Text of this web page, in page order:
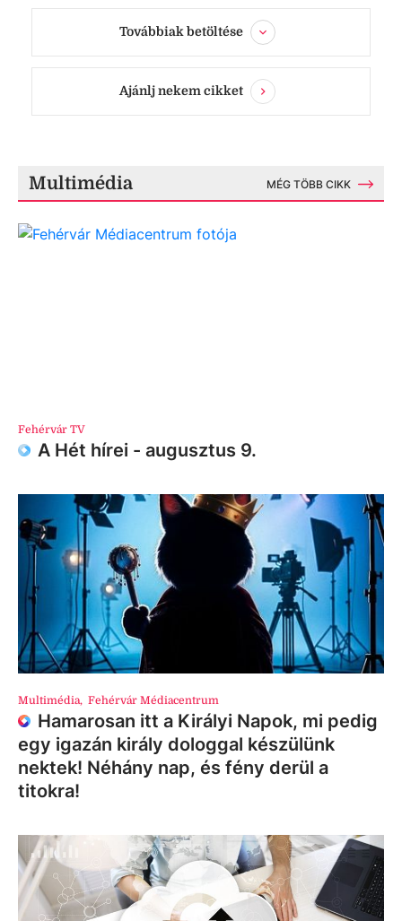
Továbbiak betöltése
Ajánlj nekem cikket
Multimédia MÉG TÖBB CIKK
Fehérvár TV
A Hét hírei - augusztus 9.
Multimédia, Fehérvár Médiacentrum
Hamarosan itt a Királyi Napok, mi pedig
egy igazán király dologgal készülünk
nektek! Néhány nap, és fény derül a
titokra!